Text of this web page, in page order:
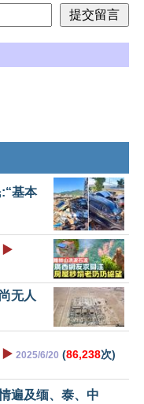
基本
▶️
无人
▶️ 2025/6/20 (86,238次)
遍及缅、泰、中